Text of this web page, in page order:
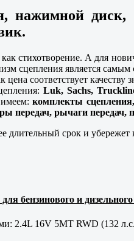
нажимной
стихотворение. А для
сцепления является
соответствует качеству
Luk, Sachs,
имеем:комплекты
передач, рычаги
длительный срок и
бензинового и
2.4L 16V 5MT RWD (132